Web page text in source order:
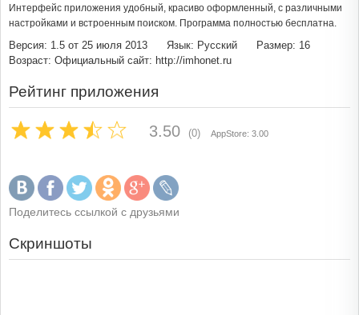
Интерфейс приложения удобный, красиво оформленный, с различными
настройками и встроенным поиском. Программа полностью бесплатна.
Версия: 1.5 от 25 июля 2013 Язык: Русский
Размер: 16
Возраст: Официальный сайт: http://imhonet.ru
Рейтинг приложения
3.50 (0) AppStore: 3.00
Поделитесь ссылкой с друзьями
Скриншоты